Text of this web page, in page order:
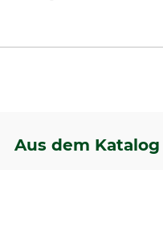
Aus dem Katalog